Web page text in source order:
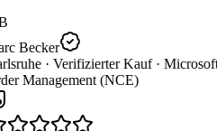
Becker
· Verifizierter Kauf ·
Management (NCE)